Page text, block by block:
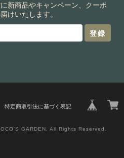
新商品やキャンペーン、クーポ
けいたします。
登録
特定商取引法に基づく表記
GARDEN. All Rights Reserved.